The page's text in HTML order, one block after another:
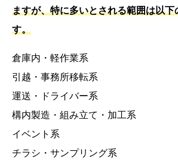
ますが、特に多いとされる範囲は以
す。
倉庫内・軽作業系
引越・事務所移転系
運送・ドライバー系
構内製造・組み立て・加工系
イベント系
チラシ・サンプリング系